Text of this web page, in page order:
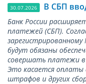
30.07.2026 В СБП
Банк России
платежей (СБП).
будут обязаны
совершать платежи в
Это касается оплаты
штрафов и других